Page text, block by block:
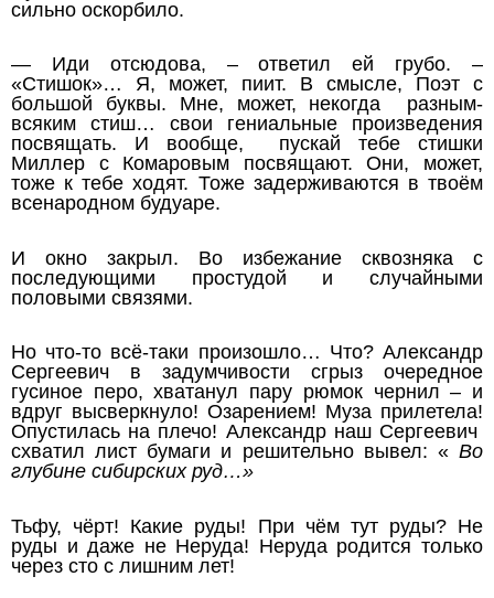
сильно оскорбило.
— Иди отсюдова, – ответил ей грубо. –
«Стишок»… Я, может, пиит. В смысле, Поэт с
большой буквы. Мне, может, некогда разным-
всяким стиш… свои гениальные произведения
посвящать. И вообще, пускай тебе стишки
Миллер с Комаровым посвящают. Они, может,
тоже к тебе ходят. Тоже задерживаются в твоём
всенародном будуаре.
И окно закрыл. Во избежание сквозняка с
последующими простудой и случайными
половыми связями.
Но что-то всё-таки произошло… Что? Александр
Сергеевич в задумчивости сгрыз очередное
гусиное перо, хватанул пару рюмок чернил – и
вдруг высверкнуло! Озарением! Муза прилетела!
Опустилась на плечо! Александр наш Сергеевич
схватил лист бумаги и решительно вывел: «Во
глубине сибирских руд…»
Тьфу, чёрт! Какие руды! При чём тут руды? Не
руды и даже не Неруда! Неруда родится только
через сто с лишним лет!